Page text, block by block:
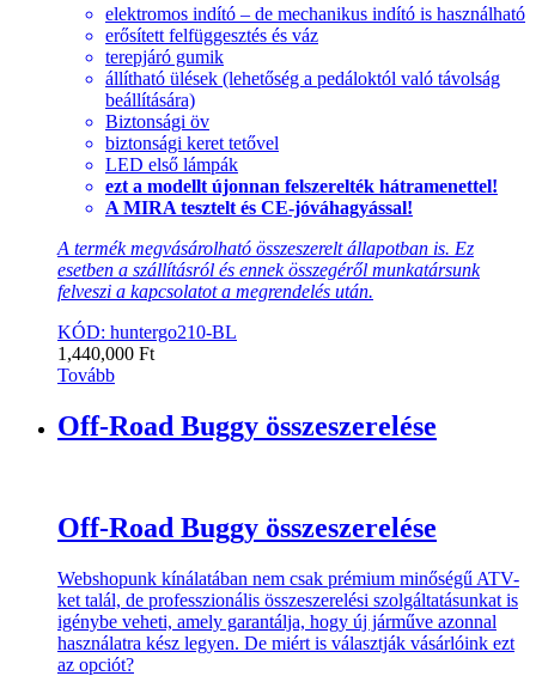
elektromos indító – de mechanikus indító is használható
erősített felfüggesztés és váz
terepjáró gumik
állítható ülések (lehetőség a pedáloktól való távolság
beállítására)
Biztonsági öv
biztonsági keret tetővel
LED első lámpák
ezt a modellt újonnan felszerelték hátramenettel!
A MIRA tesztelt és CE-jóváhagyással!
A termék megvásárolható összeszerelt állapotban is. Ez
esetben a szállításról és ennek összegéről munkatársunk
felveszi a kapcsolatot a megrendelés után.
KÓD: huntergo210-BL
1,440,000 Ft
Tovább
Off-Road Buggy összeszerelése
Off-Road Buggy összeszerelése
Webshopunk kínálatában nem csak prémium minőségű ATV-
ket talál, de professzionális összeszerelési szolgáltatásunkat is
igénybe veheti, amely garantálja, hogy új járműve azonnal
használatra kész legyen. De miért is választják vásárlóink ezt
az opciót?